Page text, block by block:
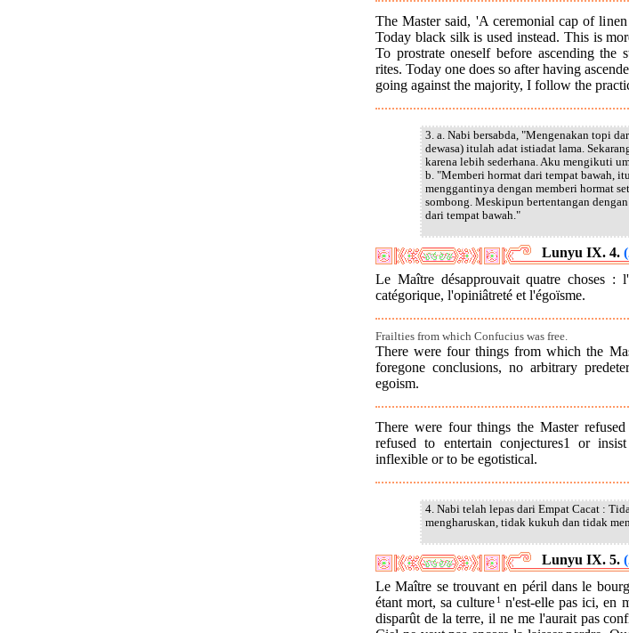
The Master said, 'A ceremonial cap of
Today black silk is used instead. This is
To prostrate oneself before ascending the
rites. Today one does so after having
going against the majority, I follow the
3. a. Nabi bersabda, "Mengenakan topi
dewasa) itulah adat istiadat lama.
karena lebih sederhana. Aku mengikuti
b. "Memberi hormat dari tempat bawah,
menggantinya dengan memberi hormat
sombong. Meskipun bertentangan
dari tempat bawah."
Lunyu IX. 4.
Le Maître désapprouvait quatre choses :
catégorique, l'opiniâtreté et l'égoïsme.
Frailties from which Confucius was free.
There were four things from which the
foregone conclusions, no arbitrary
egoism.
There were four things the Master
refused to entertain conjectures1 or
inflexible or to be egotistical.
4. Nabi telah lepas dari Empat Cacat :
mengharuskan, tidak kukuh dan tidak
Lunyu IX. 5.
Le Maître se trouvant en péril dans le
étant mort, sa culture 1
n'est-elle pas ici, en
disparût de la terre, il ne me l'aurait pas